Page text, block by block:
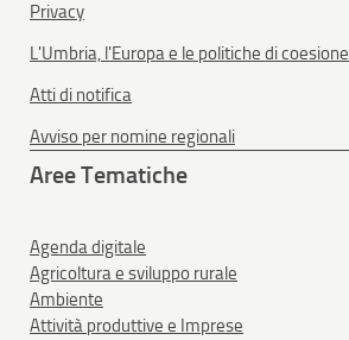
Privacy
L'Umbria, l'Europa e le politiche di coesione
Atti di notifica
Avviso per nomine regionali
Aree Tematiche
Agenda digitale
Agricoltura e sviluppo rurale
Ambiente
Attività produttive e Imprese